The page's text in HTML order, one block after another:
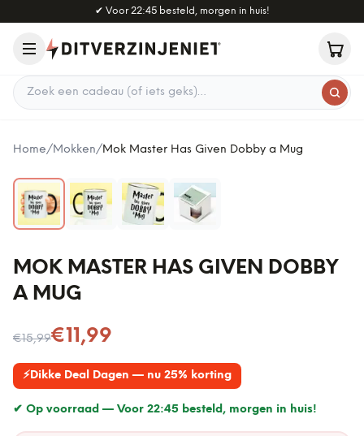
Naar hoofdinhoud
✔ Voor 22:45 besteld, morgen in huis!
Zoek een cadeau
Home/Mokken/Mok Master Has Given Dobby a Mug
MOK MASTER HAS GIVEN DOBBY
A MUG
€15,99
Nu voor
€11,99
⚡Dikke Deal Dagen — nu 25% korting
✔ Op voorraad — Voor 22:45 besteld, morgen in huis!